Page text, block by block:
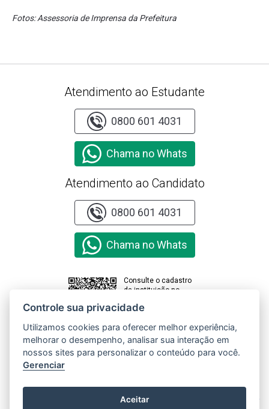
Fotos: Assessoria de Imprensa da Prefeitura
Atendimento ao Estudante
0800 601 4031
Chama no Whats
Atendimento ao Candidato
0800 601 4031
Chama no Whats
Consulte o cadastro
da instituição no
Clique aqui e
acesse o
Salarial de
Controle sua privacidade
Utilizamos cookies para oferecer melhor experiência,
melhorar o desempenho, analisar sua interação em
nossos sites para personalizar o conteúdo para você.
Gerenciar
Aceitar